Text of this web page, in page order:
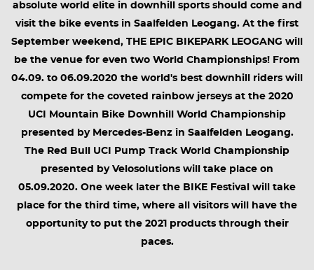
absolute world elite in downhill sports should come and
visit the bike events in Saalfelden Leogang. At the first
September weekend, THE EPIC BIKEPARK LEOGANG will
be the venue for even two World Championships! From
04.09. to 06.09.2020 the world's best downhill riders will
compete for the coveted rainbow jerseys at the 2020
UCI Mountain Bike Downhill World Championship
presented by Mercedes-Benz in Saalfelden Leogang.
The Red Bull UCI Pump Track World Championship
presented by Velosolutions will take place on
05.09.2020. One week later the BIKE Festival will take
place for the third time, where all visitors will have the
opportunity to put the 2021 products through their
paces.